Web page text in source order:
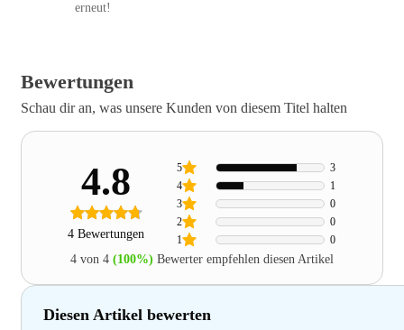
erneut!
Bewertungen
Schau dir an, was unsere Kunden von diesem Titel halten
4.8
4 Bewertungen 1 0
2 0
3 0
4 1
5 3
4 von 4 (100%) Bewerter empfehlen diesen Artikel
Diesen Artikel bewerten